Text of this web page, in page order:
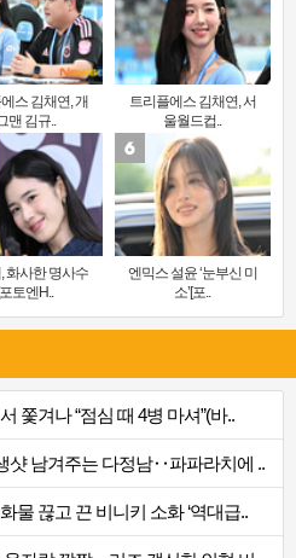
스 김채연, 개
맨 김규..
트리플에스 김채연, 서
울월드컵..
화사한 명사수
[포토엔H..
엔믹스 설윤 ‘눈부신 미
소’[포..
쫓겨나 “점심 때 4병 마셔”(바..
샷 남겨주는 다정남‥파파라치에 ..
물 끊고 끈 비니키 소화 ‘역대급..